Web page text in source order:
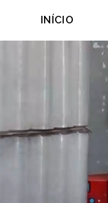
INÍCIO